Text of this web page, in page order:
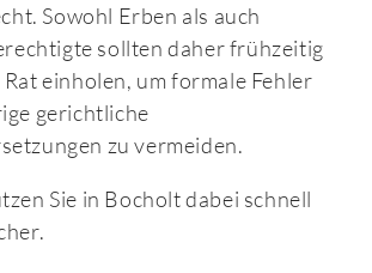
Sowohl Erben als auch
sollten daher frühzeitig
einholen, um formale Fehler
gerichtliche
zu vermeiden.
Sie in Bocholt dabei schnell